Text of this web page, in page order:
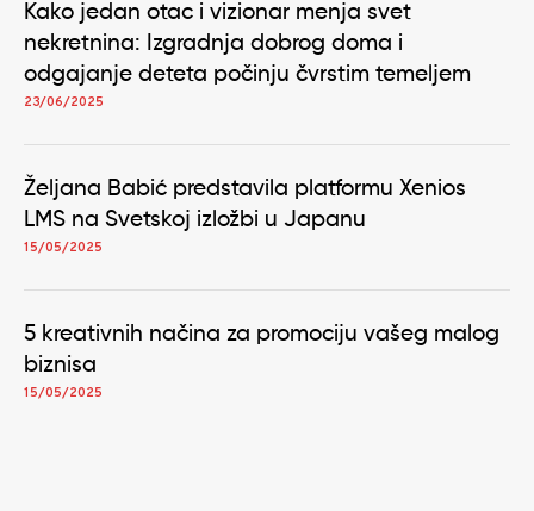
Kako jedan otac i vizionar menja svet
nekretnina: Izgradnja dobrog doma i
odgajanje deteta počinju čvrstim temeljem
23/06/2025
Željana Babić predstavila platformu Xenios
LMS na Svetskoj izložbi u Japanu
15/05/2025
5 kreativnih načina za promociju vašeg malog
biznisa
15/05/2025